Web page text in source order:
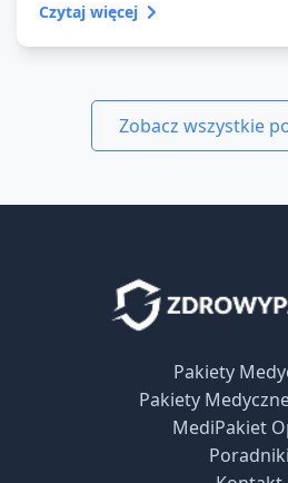
Czytaj więcej
Zobacz wszystkie
Pakiety
Pakiety
MediPakiet
Poradniki